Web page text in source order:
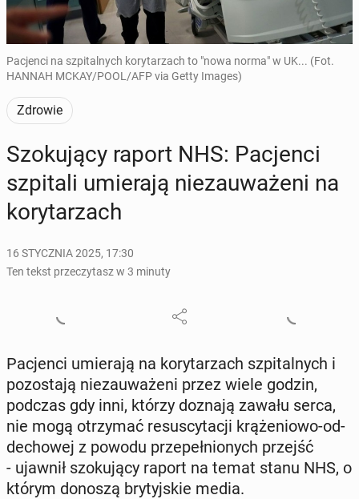
Pacjenci na szpitalnych korytarzach to "nowa norma" w UK... (Fot.
HANNAH MCKAY/POOL/AFP via Getty Images)
Zdrowie
Szo­ku­ją­cy raport NHS: Pa­cjen­ci
szpi­ta­li umie­ra­ją nie­zau­wa­że­ni na
ko­ry­ta­rzach
16 STYCZNIA 2025, 17:30
Ten tekst przeczytasz w 3 minuty
Pa­cjen­ci umie­ra­ją na ko­ry­ta­rzach szpi­tal­nych i
po­zo­sta­ją nie­zau­wa­że­ni przez wiele godzin,
podczas gdy inni, którzy doznają zawału serca,
nie mogą otrzy­mać re­su­scy­ta­cji krą­że­nio­wo-od­
de­cho­wej z powodu prze­peł­nio­nych przejść
- ujawnił szo­ku­ją­cy raport na temat stanu NHS, o
którym donoszą bry­tyj­skie media.